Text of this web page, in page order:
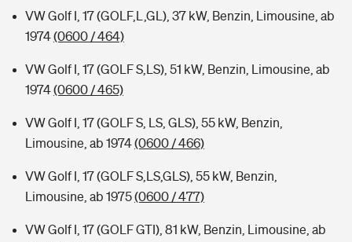
Wer versichert was: Jetzt Versicherer finden
Sie haben Fragen?
Musikinstrumentenversicherung
Zur Übersicht
Tools
Kinderunfall-Check: Mehr Sicherheit für deine Kids
VW Golf I, 17 (GOLF,L,GL), 37 kW, Benzin, Limousine, ab
1974(0600 / 464)
VW Golf I, 17 (GOLF S,LS), 51 kW, Benzin, Limousine, ab
1974(0600 / 465)
VW Golf I, 17 (GOLF S, LS, GLS), 55 kW, Benzin,
Limousine, ab 1974(0600 / 466)
VW Golf I, 17 (GOLF S,LS,GLS), 55 kW, Benzin,
Limousine, ab 1975(0600 / 477)
VW Golf I, 17 (GOLF GTI), 81 kW, Benzin, Limousine, ab